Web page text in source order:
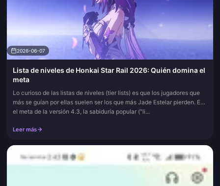
2026-06-07
Lista de niveles de Honkai Star Rail 2026: Quién domina el
meta
Lo curioso de las listas de niveles (tier lists) es que los jugadores que
más se guían por ellas suelen ser los que más Jade Estelar pierden. En
el meta de la versión 4.3, la sabiduría popular ("li...
Leer más